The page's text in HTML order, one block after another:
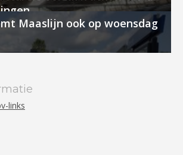
Maaslijn ook op woensdag
links